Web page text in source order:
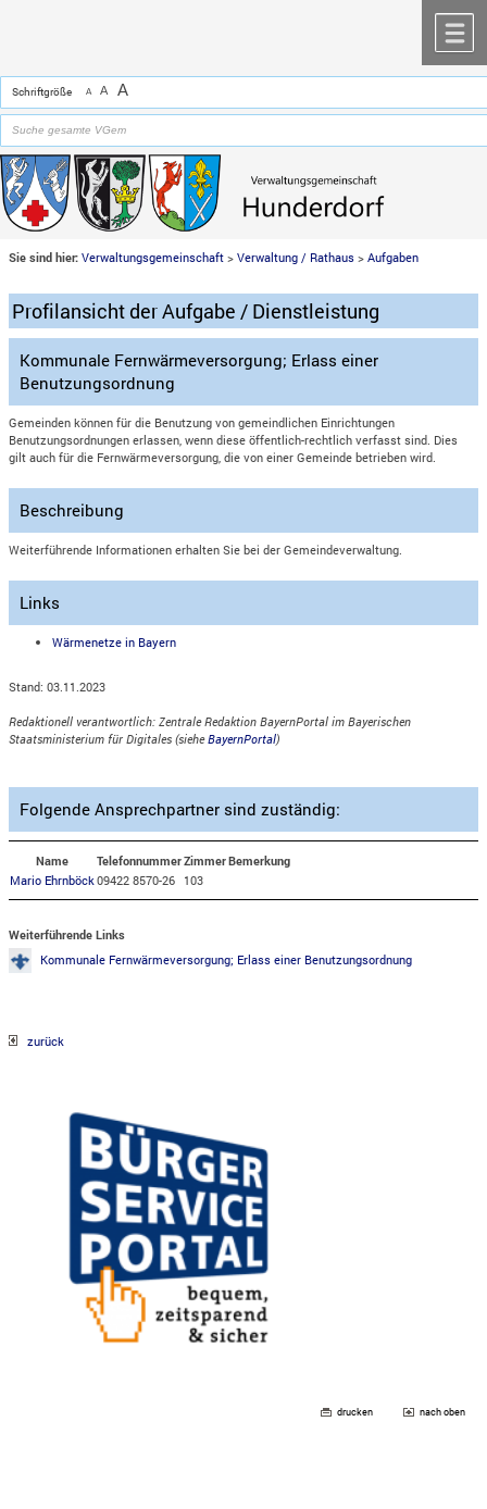
Schriftgröße A A A
Sie sind hier: Verwaltungsgemeinschaft >Verwaltung / Rathaus >Aufgaben
Profilansicht der Aufgabe / Dienstleistung
Kommunale Fernwärmeversorgung; Erlass einer
Benutzungsordnung
Gemeinden können für die Benutzung von gemeindlichen Einrichtungen
Benutzungsordnungen erlassen, wenn diese öffentlich-rechtlich verfasst sind. Dies
gilt auch für die Fernwärmeversorgung, die von einer Gemeinde betrieben wird.
Beschreibung
Weiterführende Informationen erhalten Sie bei der Gemeindeverwaltung.
Links
Wärmenetze in Bayern
Stand: 03.11.2023
Redaktionell verantwortlich: Zentrale Redaktion BayernPortal im Bayerischen
Staatsministerium für Digitales (sieheBayernPortal)
Folgende Ansprechpartner sind zuständig:
Name TelefonnummerZimmerBemerkung
Mario Ehrnböck 09422 8570-26 103
Weiterführende Links
Kommunale Fernwärmeversorgung; Erlass einer Benutzungsordnung
zurück
drucken nach oben